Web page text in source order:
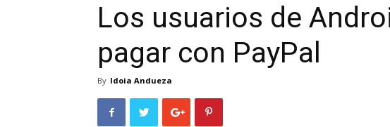
Los usuarios de
pagar con PayPal
By Idoia Andueza